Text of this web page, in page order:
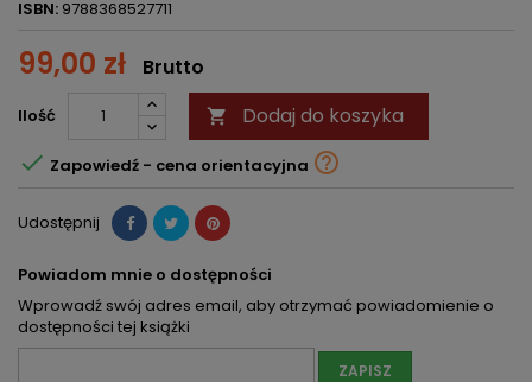
ISBN: 9788368527711
99,00 zł Brutto
Ilość  Dodaj do koszyka
 Zapowiedź - cena orientacyjna 
Udostępnij
Powiadom mnie o dostępności
Wprowadź swój adres email, aby otrzymać powiadomienie o
dostępności tej książki
ZAPISZ